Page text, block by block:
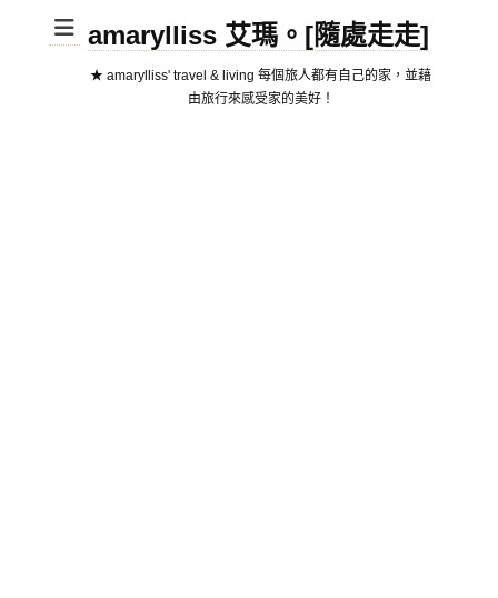
amarylliss 艾瑪。[隨處走走]
★ amarylliss' travel & living 每個旅人都有自己的家，並藉
由旅行來感受家的美好！